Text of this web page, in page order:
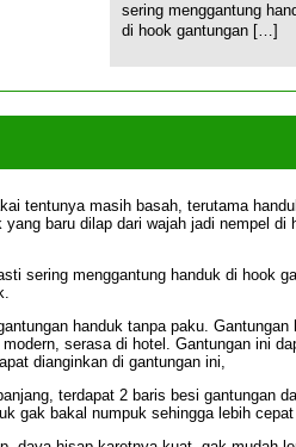
sering menggantung
di hook gantungan […]
tentunya masih basah, terutama
baru dilap dari wajah jadi nempel
sering menggantung handuk di hook
handuk tanpa paku.
serasa di hotel. Gantungan ini
dianginkan di gantungan ini,
terdapat 2 baris besi gantungan
gak bakal numpuk sehingga lebih